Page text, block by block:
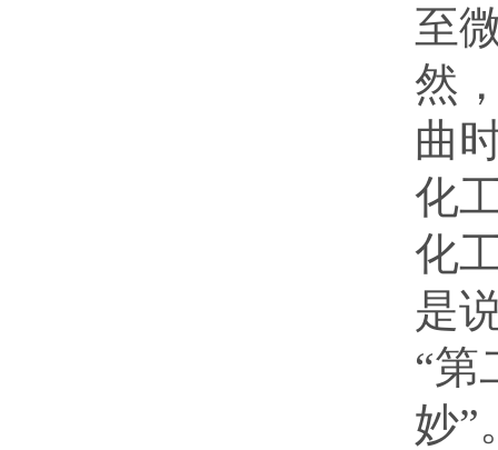
至
然
曲
化
化
是
“第
妙”